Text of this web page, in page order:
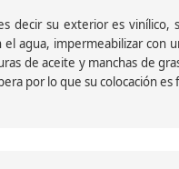
decir su exterior es vinílico,
agua, impermeabilizar con
de aceite y manchas de
por lo que su colocación es